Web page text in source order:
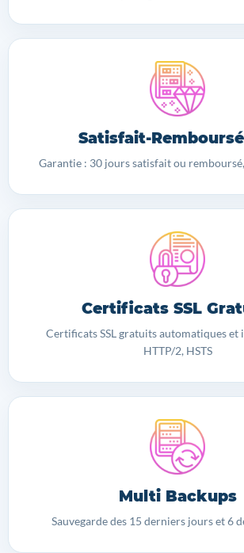
Satisfait-
Garantie : 30 jours satisfait ou
Certificats SSL
Certificats SSL gratuits automatiques et
HTTP/2, HSTS
Multi Backups
Sauvegarde des 15 derniers jours et 6